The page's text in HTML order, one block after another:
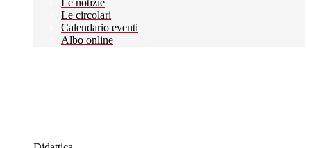
Le notizie
Le circolari
Calendario eventi
Albo online